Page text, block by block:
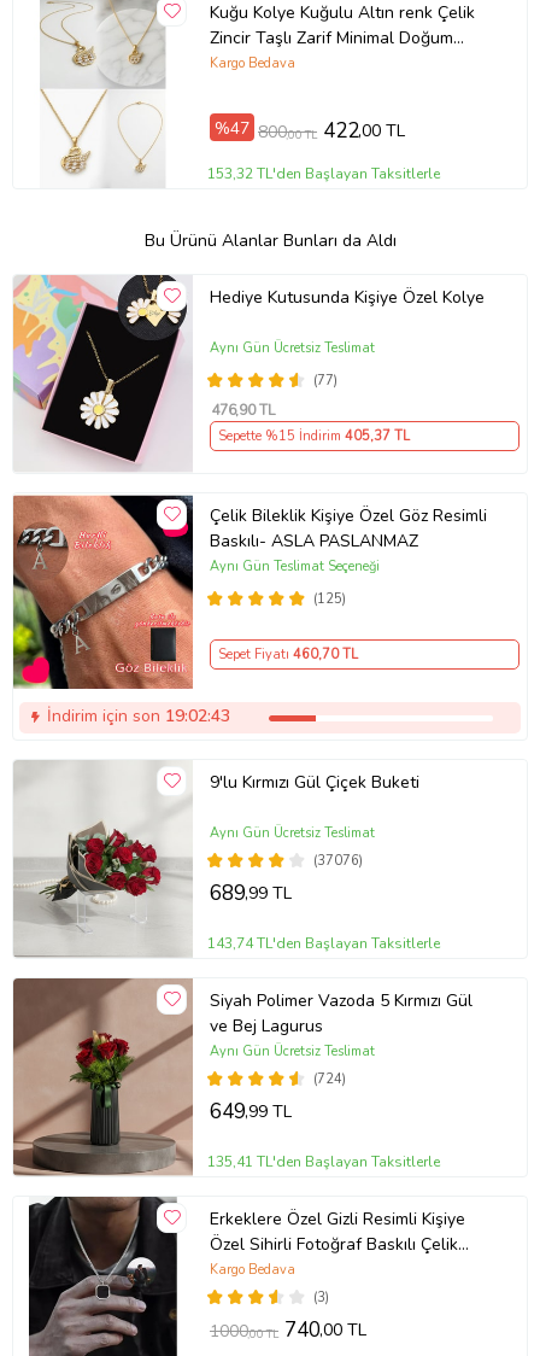
Kuğu Kolye Kuğulu Altın renk Çelik
Zincir Taşlı Zarif Minimal Doğum
Günü Hediyesi Hediyelik Aksesuar
Kargo Bedava
%47 800,00 TL 422,00 TL
153,32 TL'den Başlayan Taksitlerle
Bu Ürünü Alanlar Bunları da Aldı
Hediye Kutusunda Kişiye Özel Kolye
(77)
Aynı Gün Ücretsiz Teslimat
476,90 TL
Sepette %15 İndirim 405,37 TL
Çelik Bileklik Kişiye Özel Göz Resimli
Baskılı- ASLA PASLANMAZ
(125)
Aynı Gün Teslimat Seçeneği
Sepet Fiyatı 460,70 TL
İndirim için son 19:02:42
9'lu Kırmızı Gül Çiçek Buketi
(37076)
Aynı Gün Ücretsiz Teslimat
689,99 TL
143,74 TL'den Başlayan Taksitlerle
Siyah Polimer Vazoda 5 Kırmızı Gül
ve Bej Lagurus
(724)
Aynı Gün Ücretsiz Teslimat
649,99 TL
135,41 TL'den Başlayan Taksitlerle
Erkeklere Özel Gizli Resimli Kişiye
Özel Sihirli Fotoğraf Baskılı Çelik
Yanan Kolye (Gümüş Gri)
(3)
Kargo Bedava
1000,00 TL 740,00 TL